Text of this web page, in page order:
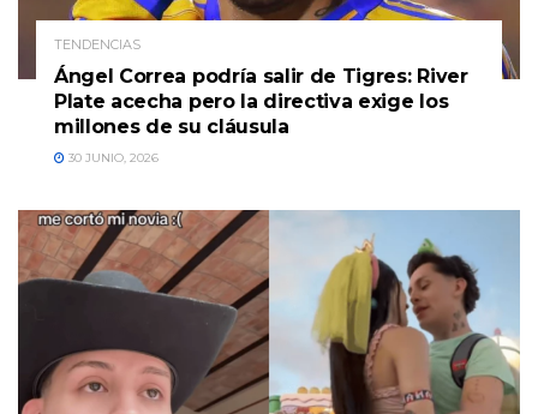
TENDENCIAS
Ángel Correa podría salir de Tigres: River
Plate acecha pero la directiva exige los
millones de su cláusula
30 JUNIO, 2026